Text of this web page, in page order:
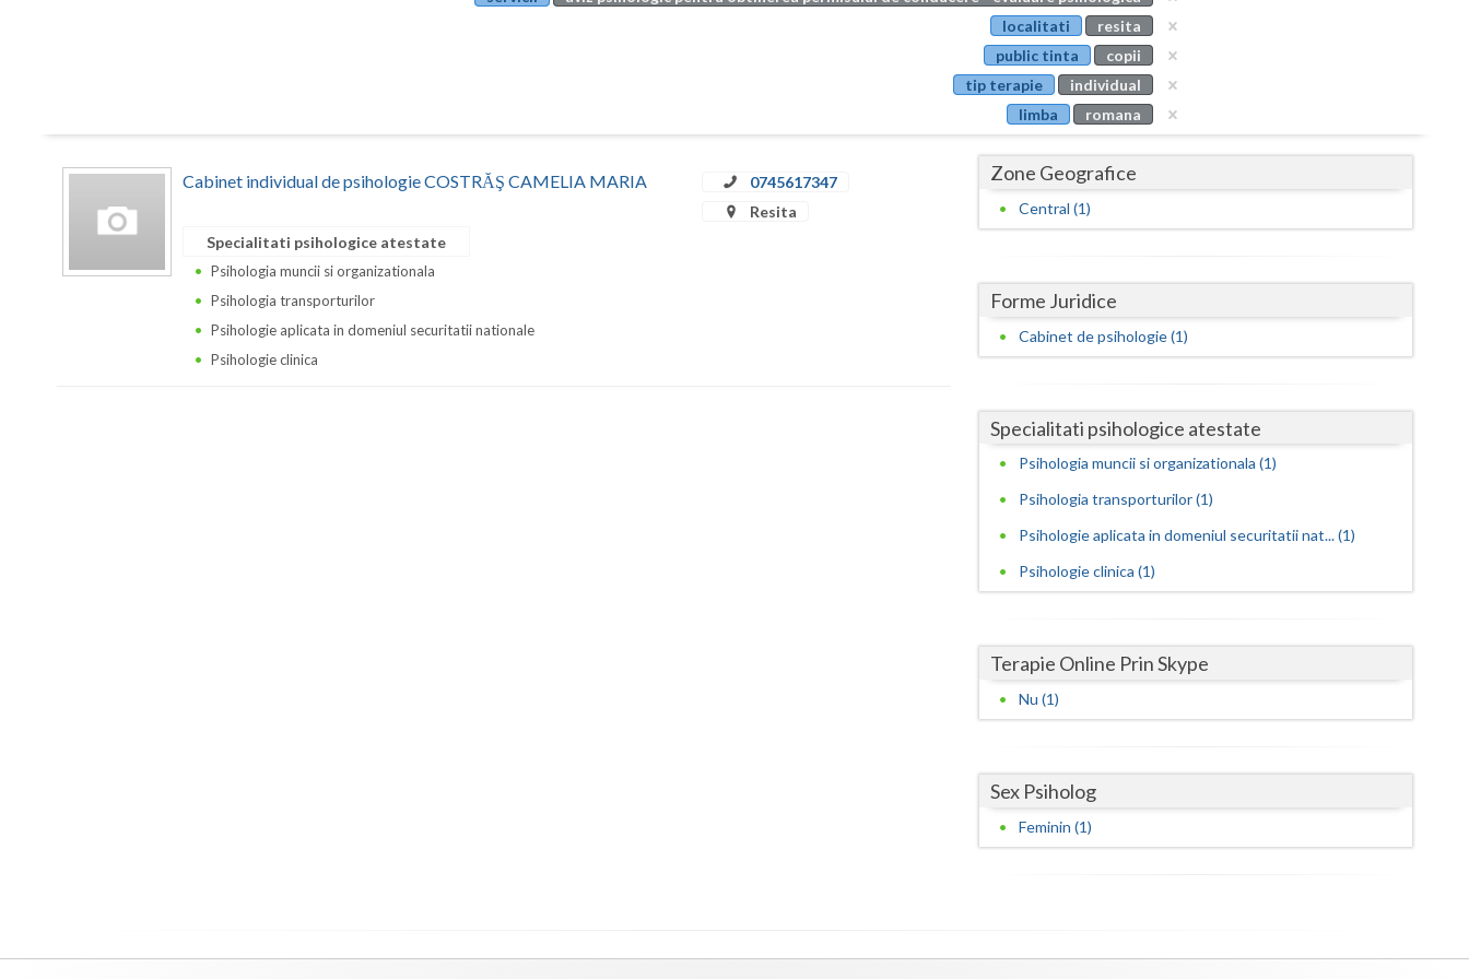
Buzau
Calarasi
Caras-Severin
Covasna
Dolj
Galati
Giurgiu
Gorj
Harghita
Hunedoara
Ialomita
Ilfov
Neamt
localitati
resita
public tinta
copii
tip terapie
individual
limba
romana
Cabinet individual de psihologie COSTRĂŞ CAMELIA MARIA
0745617347
Resita
Specialitati psihologice atestate
Psihologia muncii si organizationala
Psihologia transporturilor
Psihologie aplicata in domeniul securitatii nationale
Psihologie clinica
Zone Geografice
Central (1)
Forme Juridice
Cabinet de psihologie (1)
Specialitati psihologice atestate
Psihologia muncii si organizationala (1)
Psihologia transporturilor (1)
Psihologie aplicata in domeniul securitatii nat... (1)
Psihologie clinica (1)
Terapie Online Prin Skype
Nu (1)
Sex Psiholog
Feminin (1)